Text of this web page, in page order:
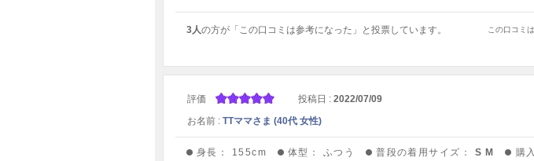
この口コミ
3人の方が「この口コミは参考になった」と投票しています。
評価 投稿日 : 2022/07/09
お名前 : TTママさま (40代 女性)
身長： 155cm 体型： ふつう 普段の着用サイズ： S M 購